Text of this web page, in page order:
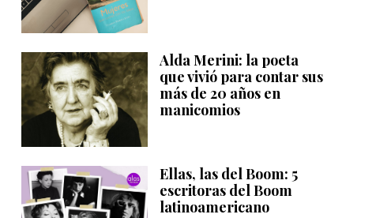
Alda Merini: la poeta
que vivió para contar sus
más de 20 años en
manicomios
Ellas, las del Boom: 5
escritoras del Boom
latinoamericano